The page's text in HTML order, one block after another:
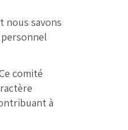
nous savons
comité
à